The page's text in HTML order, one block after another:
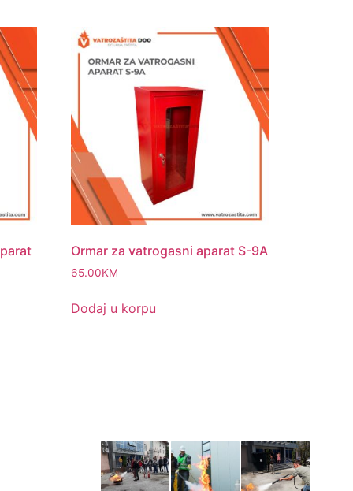
Ormar za vatrogasni aparat S-9A
65.00KM
Dodaj u korpu